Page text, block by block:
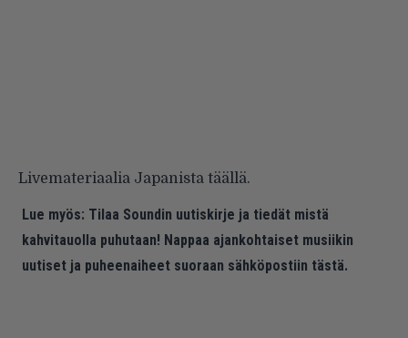
Livemateriaalia Japanista täällä.
Lue myös: Tilaa Soundin uutiskirje ja tiedät mistä
kahvitauolla puhutaan! Nappaa ajankohtaiset musiikin
uutiset ja puheenaiheet suoraan sähköpostiin tästä.